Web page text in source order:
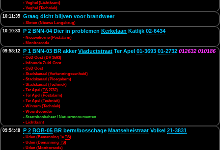
• Veghel (Lichtkrant)
• Veghel (Techniek)
10:11:35 Graag dicht blijven voor brandweer
• Sloten (Nieuwe Langebrug)
10:10:33 P 2 BNN-04 Dier in problemen Kerkelaan Katlijk 02-6434
• Nieuwehorne (Postalarm)
• Monitorcode
09:58:12 P 1 BNN-03 BR akkerViaductstraat Ter Apel 01-3693 01-2732 012632 010186
• OvD Oost (DV3693)
• Infocode Zuid-Oost
• OvD Oost
• Stadskanaal (Verkenningseenheid)
• Stadskanaal (Ploegalarm)
• Stadskanaal (Techniek)
• Ter Apel (TS 2732)
• Ter Apel (Postalarm)
• Ter Apel (Techniek)
• Winsum (Techniek)
• Woordvoerder
• Staatsbosbeheer / Natuurmonumenten
• Lichtkrant
09:54:48 P 2 BOB-05 BR berm/bosschage Maatseheistraat Volkel 21-3831
• Uden (Bemanning 1eTS)
• Uden (Bemanning TS)
• Uden (Monitorcode)